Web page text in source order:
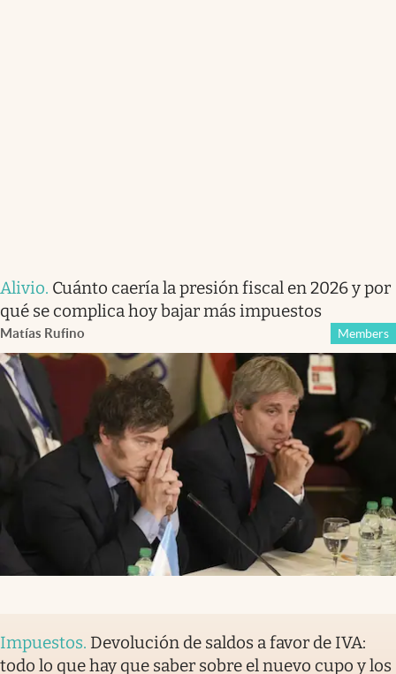
Alivio. Cuánto caería la presión fiscal en 2026 y por
qué se complica hoy bajar más impuestos
Matías Rufino Members
Impuestos. Devolución de saldos a favor de IVA:
todo lo que hay que saber sobre el nuevo cupo y los